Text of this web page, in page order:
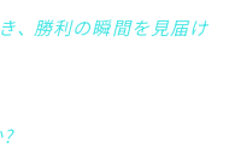
、 勝利の瞬間を見届け